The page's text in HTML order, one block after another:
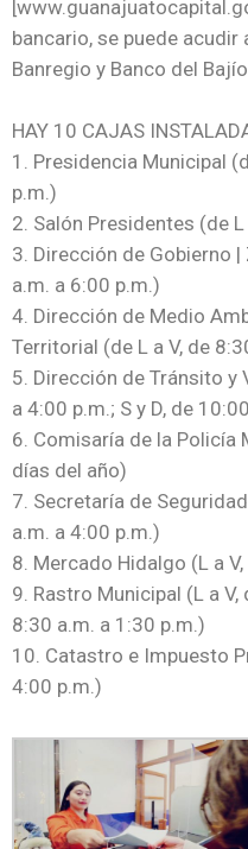
bancario, se puede
Banregio y Banco del
HAY 10 CAJAS
1. Presidencia Municipal
p.m.)
2. Salón Presidentes (de
3. Dirección de Gobierno |
a.m. a 6:00 p.m.)
4. Dirección de Medio
Territorial (de L a V, de
5. Dirección de Tránsito y
a 4:00 p.m.; S y D, de
6. Comisaría de la Policía
días del año)
7. Secretaría de
a.m. a 4:00 p.m.)
8. Mercado Hidalgo (L a
9. Rastro Municipal (L a V,
8:30 a.m. a 1:30 p.m.)
10. Catastro e Impuesto
4:00 p.m.)